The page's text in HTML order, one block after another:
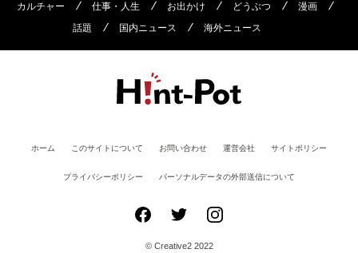
カルチャー
仕事・人生 お出かけ どうぶつ
漫画
話題
国内ニュース 海外ニュース
ホーム このサイトについて お問い合わせ 運営会社 サイトポリシー
プライバシーポリシー パーソナルデータの外部送信について
© Creative2 2022